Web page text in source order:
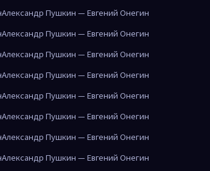
Александр Пушкин — Евгений Онегин
Александр Пушкин — Евгений Онегин
Александр Пушкин — Евгений Онегин
Александр Пушкин — Евгений Онегин
Александр Пушкин — Евгений Онегин
Александр Пушкин — Евгений Онегин
Александр Пушкин — Евгений Онегин
Александр Пушкин — Евгений Онегин